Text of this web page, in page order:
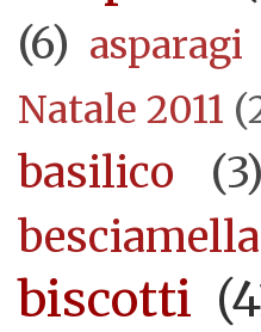
(6) asparagi
Natale 2011
basilico (3)
biscotti